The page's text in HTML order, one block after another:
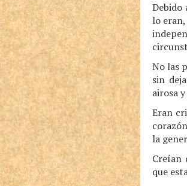
Debido
lo
No las
sin
airosa
Eran
la
Creían
que